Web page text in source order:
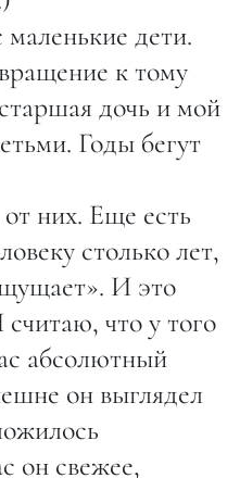
дети.
к тому
дочь и мой
Годы бегут
них. Еще есть
столько лет,
И это
что у того
абсолютный
он выглядел
он свежее,